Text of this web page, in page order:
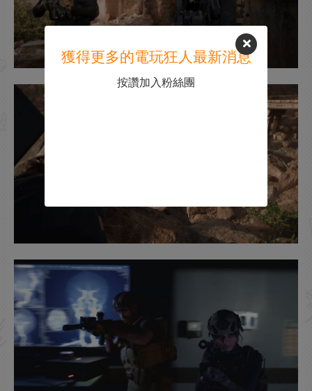
獲得更多的電玩狂人最新消息
按讚加入粉絲團